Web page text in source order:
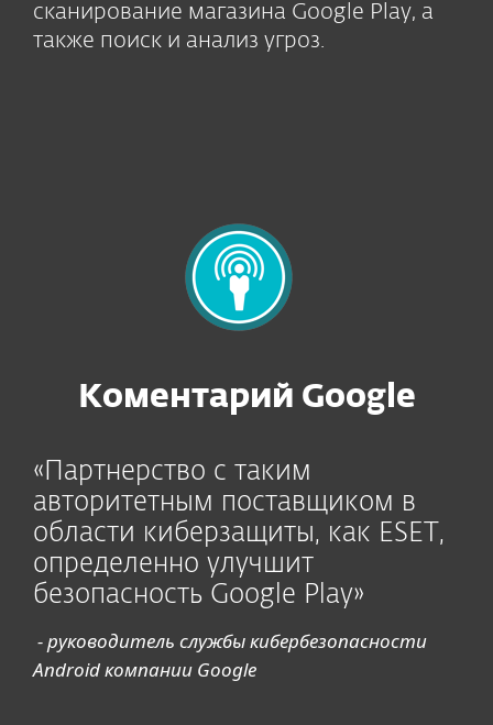
сканирование магазина Google Play, а
также поиск и анализ угроз.
Коментарий Google
«Партнерство с таким
авторитетным поставщиком в
области киберзащиты, как ESET,
определенно улучшит
безопасность Google Play»
- руководитель службы кибербезопасности
Android компании Google